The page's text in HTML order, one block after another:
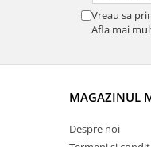
Vreau sa
Afla mai
MAGAZINUL
Despre noi